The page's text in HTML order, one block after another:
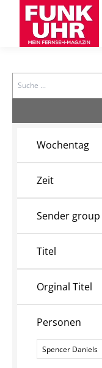
Search
Wochentag
Zeit
Sender group
Titel
Orginal Titel
Personen
Personen